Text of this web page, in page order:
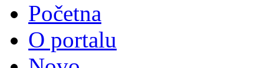
Početna
O portalu